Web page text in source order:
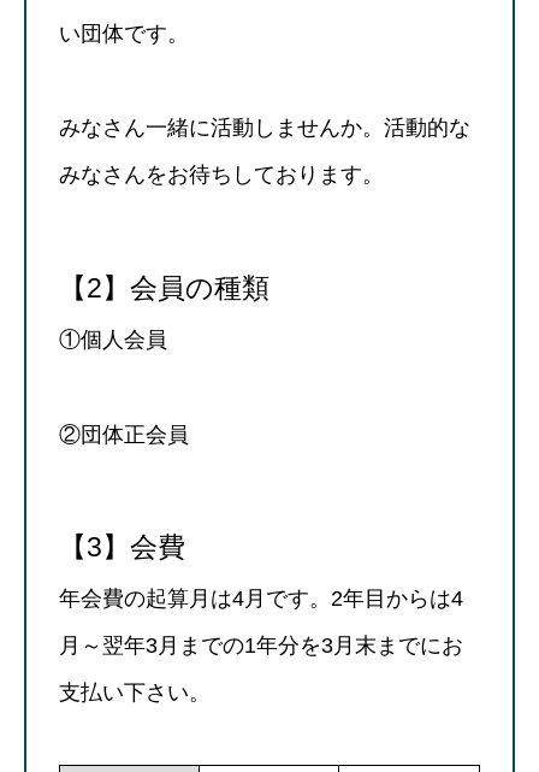
い団体です。
みなさん一緒に活動しませんか。活動的な
みなさんをお待ちしております。
【2】会員の種類
①個人会員
②団体正会員
【3】会費
年会費の起算月は4月です。2年目からは4
月～翌年3月までの1年分を3月末までにお
支払い下さい。